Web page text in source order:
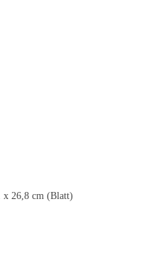
x 26,8 cm (Blatt)